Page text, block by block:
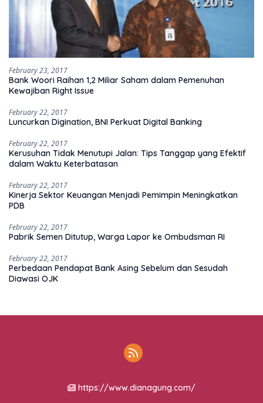
February 23, 2017
Bank Woori Raihan 1,2 Miliar Saham dalam Pemenuhan
Kewajiban Right Issue
February 22, 2017
Luncurkan Digination, BNI Perkuat Digital Banking
February 22, 2017
Kerusuhan Tidak Menutupi Jalan: Tips Tanggap yang Efektif
dalam Waktu Keterbatasan
February 22, 2017
Kinerja Sektor Keuangan Menjadi Pemimpin Meningkatkan
PDB
February 22, 2017
Pabrik Semen Ditutup, Warga Lapor ke Ombudsman RI
February 22, 2017
Perbedaan Pendapat Bank Asing Sebelum dan Sesudah
Diawasi OJK
https://www.dianagung.com/